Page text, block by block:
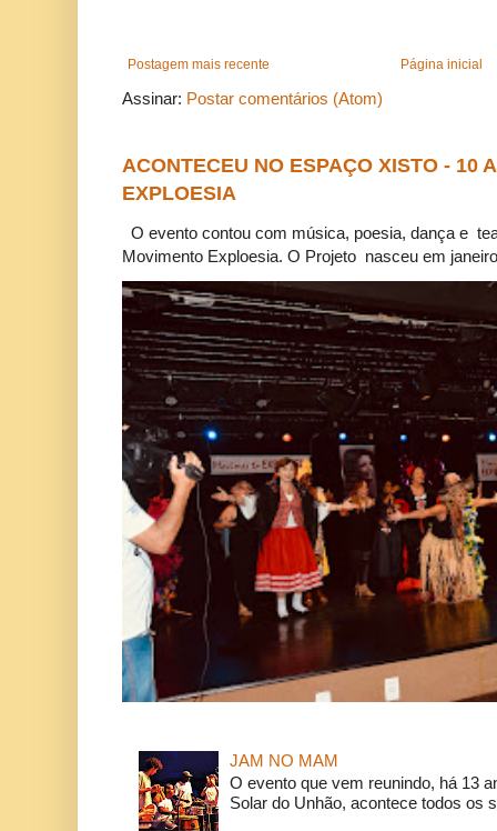
Postagem mais recente Página inicial
Assinar: Postar comentários (Atom)
ACONTECEU NO ESPAÇO XISTO - 10
EXPLOESIA
O evento contou com música, poesia, dança e
Movimento Exploesia. O Projeto nasceu em
JAM NO MAM
O evento que vem reunindo, há 13
Solar do Unhão, acontece todos os